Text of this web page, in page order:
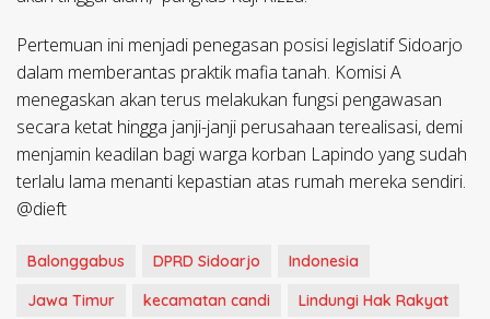
​Pertemuan ini menjadi penegasan posisi legislatif Sidoarjo
dalam memberantas praktik mafia tanah. Komisi A
menegaskan akan terus melakukan fungsi pengawasan
secara ketat hingga janji-janji perusahaan terealisasi, demi
menjamin keadilan bagi warga korban Lapindo yang sudah
terlalu lama menanti kepastian atas rumah mereka sendiri.
@dieft
Balonggabus DPRD Sidoarjo
Indonesia
Jawa Timur
kecamatan candi
Lindungi Hak Rakyat